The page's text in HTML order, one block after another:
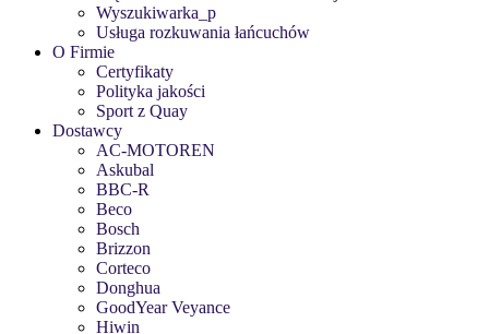
Wyszukiwarka_p
Usługa rozkuwania łańcuchów
O Firmie
Certyfikaty
Polityka jakości
Sport z Quay
Dostawcy
AC-MOTOREN
Askubal
BBC-R
Beco
Bosch
Brizzon
Corteco
Donghua
GoodYear Veyance
Hiwin